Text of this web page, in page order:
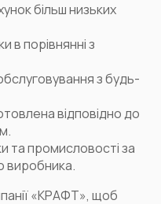
більш низьких
в порівнянні з
з будь-
відповідно до
та промисловості за
виробника.
«КРАФТ», щоб